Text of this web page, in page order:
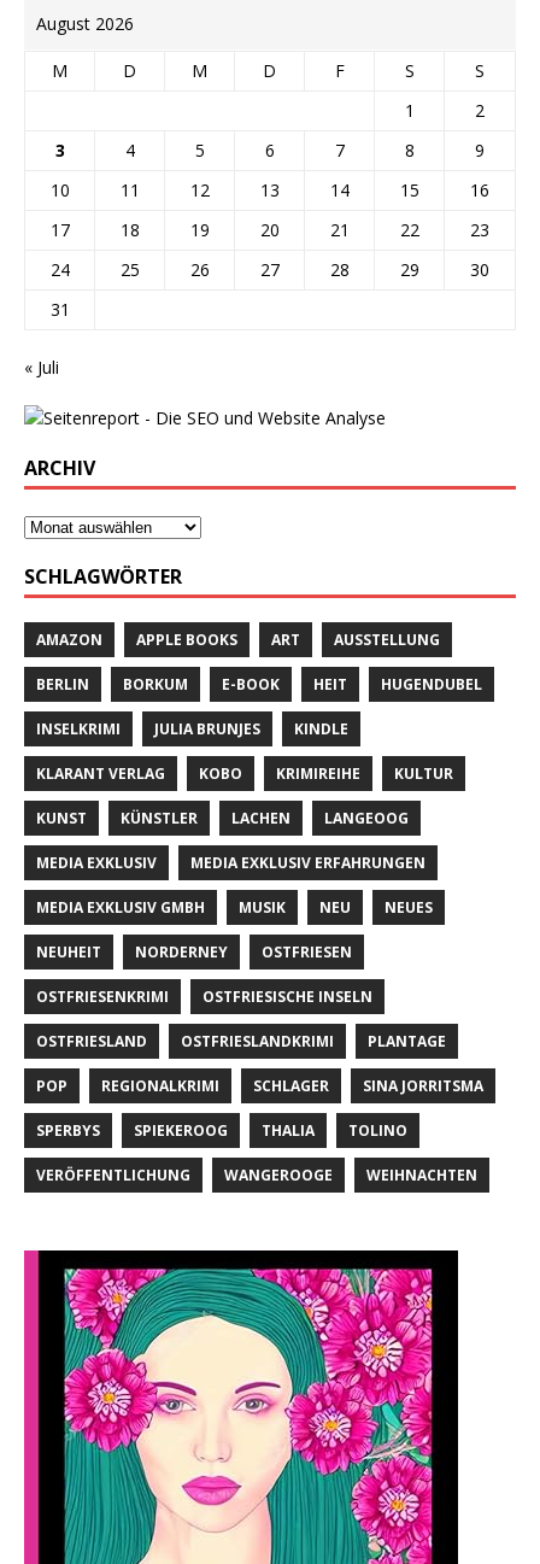
August 2026
M D M D F S
S
1
2
3
4 5 6 7 8
9
10
11 12 13 14 15
16
17
18 19 20 21 22
23
24
25 26 27 28 29
30
31
« Juli
ARCHIV
SCHLAGWÖRTER
AMAZON APPLE BOOKS ART AUSSTELLUNG
BERLIN BORKUM E-BOOK HEIT HUGENDUBEL
INSELKRIMI JULIA BRUNJES KINDLE
KLARANT VERLAG KOBO KRIMIREIHE KULTUR
KUNST KÜNSTLER LACHEN LANGEOOG
MEDIA EXKLUSIV MEDIA EXKLUSIV ERFAHRUNGEN
MEDIA EXKLUSIV GMBH MUSIK NEU NEUES
NEUHEIT NORDERNEY OSTFRIESEN
OSTFRIESENKRIMI OSTFRIESISCHE INSELN
OSTFRIESLAND OSTFRIESLANDKRIMI PLANTAGE
POP REGIONALKRIMI SCHLAGER SINA JORRITSMA
SPERBYS SPIEKEROOG THALIA TOLINO
VERÖFFENTLICHUNG WANGEROOGE WEIHNACHTEN